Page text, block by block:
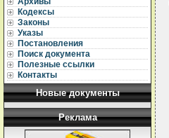
Кодексы
Законы
Указы
Постановления
Поиск документа
Полезные ссылки
Контакты
Новые документы
Реклама